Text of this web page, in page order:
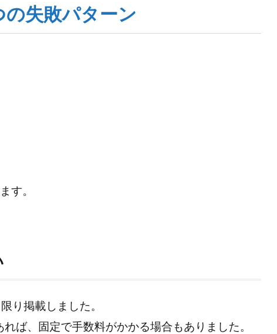
失敗パターン
す。
り掲載しました。
ば、固定で手数料がかかる場合もありました。